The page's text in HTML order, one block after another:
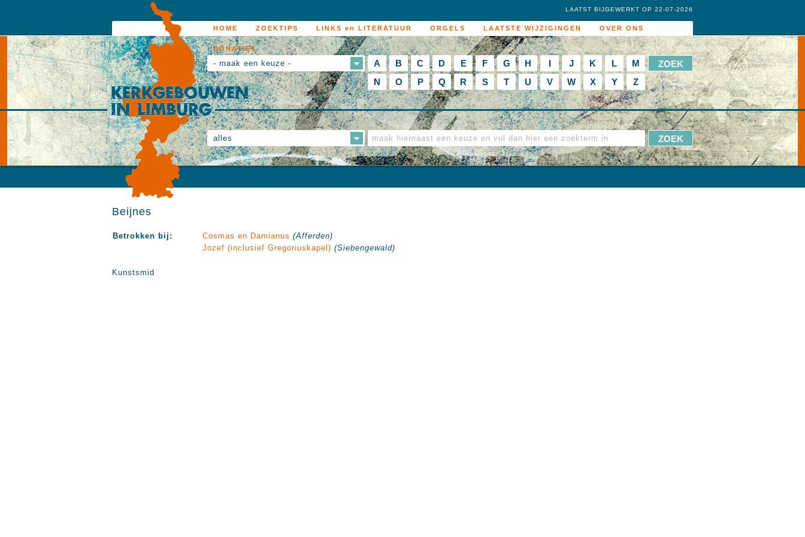
HOME ZOEKTIPS LINKS en LITERATUUR ORGELS LAATSTE WIJZIGINGEN OVER ONS
DONATIES
LAATST BIJGEWERKT OP 22-07-2026
- maak een keuze - A B C D E F G H I J K L
M
N
O P Q R S T U V W X Y Z
alles
Beijnes
Betrokken bij: Cosmas en Damianus (Afferden)
Jozef (inclusief Gregoriuskapel) (Siebengewald)
Kunstsmid